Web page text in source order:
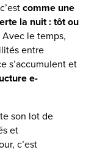
c’estcomme une
la nuit : tôt ou
Avec le temps,
entre
s’accumulent et
e-
son lot de
et
c’est